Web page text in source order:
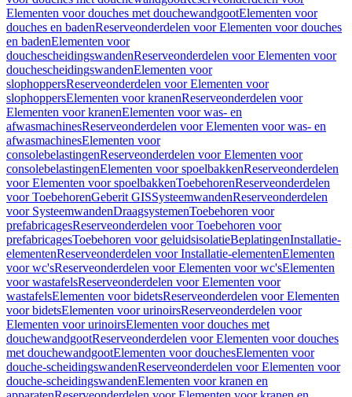
Elementen voor douches met douchewandgootElementen voor
douches en badenReserveonderdelen voor Elementen voor douches
en badenElementen voor
douchescheidingswandenReserveonderdelen voor Elementen voor
douchescheidingswandenElementen voor
slophoppersReserveonderdelen voor Elementen voor
slophoppersElementen voor kranenReserveonderdelen voor
Elementen voor kranenElementen voor was- en
afwasmachinesReserveonderdelen voor Elementen voor was- en
afwasmachinesElementen voor
consolebelastingenReserveonderdelen voor Elementen voor
consolebelastingenElementen voor spoelbakkenReserveonderdelen
voor Elementen voor spoelbakkenToebehorenReserveonderdelen
voor ToebehorenGeberit GISSysteemwandenReserveonderdelen
voor SysteemwandenDraagsystemenToebehoren voor
prefabricagesReserveonderdelen voor Toebehoren voor
prefabricagesToebehoren voor geluidsisolatieBeplatingenInstallatie-
elementenReserveonderdelen voor Installatie-elementenElementen
voor wc'sReserveonderdelen voor Elementen voor wc'sElementen
voor wastafelsReserveonderdelen voor Elementen voor
wastafelsElementen voor bidetsReserveonderdelen voor Elementen
voor bidetsElementen voor urinoirsReserveonderdelen voor
Elementen voor urinoirsElementen voor douches met
douchewandgootReserveonderdelen voor Elementen voor douches
met douchewandgootElementen voor douchesElementen voor
douche-scheidingswandenReserveonderdelen voor Elementen voor
douche-scheidingswandenElementen voor kranen en